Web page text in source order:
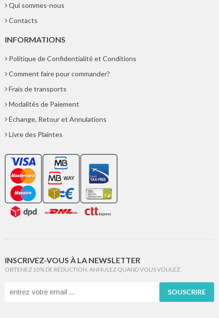
Qui sommes-nous
Contacts
INFORMATIONS
Politique de Confidentialité et Conditions
Comment faire pour commander?
Frais de transports
Modalités de Paiement
Échange, Retour et Annulations
Livre des Plaintes
INSCRIVEZ-VOUS À LA NEWSLETTER
OBTENEZ 10% DE RÉDUCTION. ANNULEZ QUAND VOUS VOULEZ.
SOUSCRIRE